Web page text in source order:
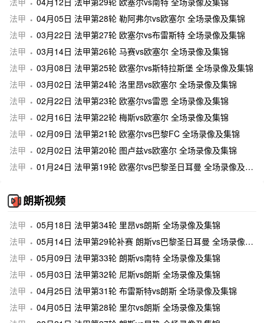
法甲
04月05日 法甲第28轮 勒阿弗尔vs欧塞尔 全场录像及集锦
法甲
03月22日 法甲第27轮 欧塞尔vs布雷斯特 全场录像及集锦
法甲
03月14日 法甲第26轮 马赛vs欧塞尔 全场录像及集锦
法甲
03月08日 法甲第25轮 欧塞尔vs斯特拉斯堡 全场录像及集锦
法甲
03月02日 法甲第24轮 洛里昂vs欧塞尔 全场录像及集锦
法甲
02月22日 法甲第23轮 欧塞尔vs雷恩 全场录像及集锦
法甲
02月16日 法甲第22轮 梅斯vs欧塞尔 全场录像及集锦
法甲
02月09日 法甲第21轮 欧塞尔vs巴黎FC 全场录像及集锦
法甲
02月02日 法甲第20轮 图卢兹vs欧塞尔 全场录像及集锦
法甲
01月24日 法甲第19轮 欧塞尔vs巴黎圣日耳曼 全场录像及集锦
朗斯视频
法甲
05月18日 法甲第34轮 里昂vs朗斯 全场录像及集锦
法甲
05月14日 法甲第29轮补赛 朗斯vs巴黎圣日耳曼 全场录像及集锦
法甲
05月09日 法甲第33轮 朗斯vs南特 全场录像及集锦
法甲
05月03日 法甲第32轮 尼斯vs朗斯 全场录像及集锦
法甲
04月25日 法甲第31轮 布雷斯特vs朗斯 全场录像及集锦
法甲
04月05日 法甲第28轮 里尔vs朗斯 全场录像及集锦